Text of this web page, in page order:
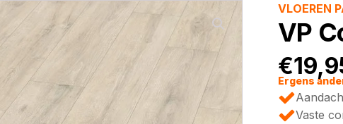
VLOEREN
VP
€
Ergens
Vaste